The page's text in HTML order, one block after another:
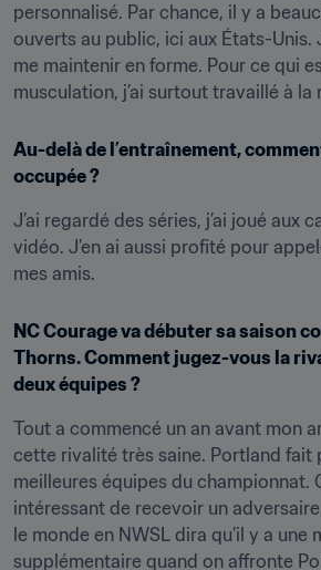
personnalisé. Par chance, il y a
ouverts au public, ici aux États-Unis.
me maintenir en forme. Pour ce qui
musculation, j’ai surtout travaillé à la
Au-delà de l’entraînement,
occupée ?
J’ai regardé des séries, j’ai joué aux
vidéo. J’en ai aussi profité pour
mes amis.
NC Courage va débuter sa saison
Thorns. Comment jugez-vous la
deux équipes ?
Tout a commencé un an avant mon
cette rivalité très saine. Portland fait
meilleures équipes du championnat.
intéressant de recevoir un
le monde en NWSL dira qu’il y a une
supplémentaire quand on affronte